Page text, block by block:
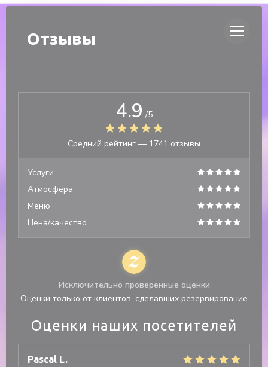
Панель управления cookies
DUETTO
Отзывы
Оценки наших посетителей
Pascal L
4.9 /5
Средний рейтинг — 1741 отзывы
Услуги
Атмосфера
Меню
Цена/качество
Исключительно проверенные оценки
Оценки только от клиентов, сделавших резервирование